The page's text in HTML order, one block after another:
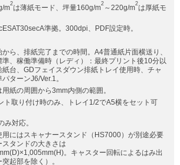
m2は薄紙モード、坪量160g/m2 ～220g/m2は厚紙モ
準拠。300dpi、PDF設定時。
ら、排紙完了までの時間。A4普通紙片面横送り、
準、稼働準備時（レディ）：最終プリント後10分以
紙台、GDフェイスダウン排紙トレイ使用時、チャ
ターンJ6/Ver.1。
紙の周囲から3mm内側の範囲。
ト取り付け時のみ、トレイ1/2でA5横をセット可
対応。
用にはスキャナースタンド（HS7000）が別途必要
タンドの大きさは
。キャスター回転によるはみ出
起部を除く）。